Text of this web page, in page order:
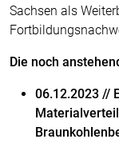
Sachsen als
Die noch
06.12.2023 //